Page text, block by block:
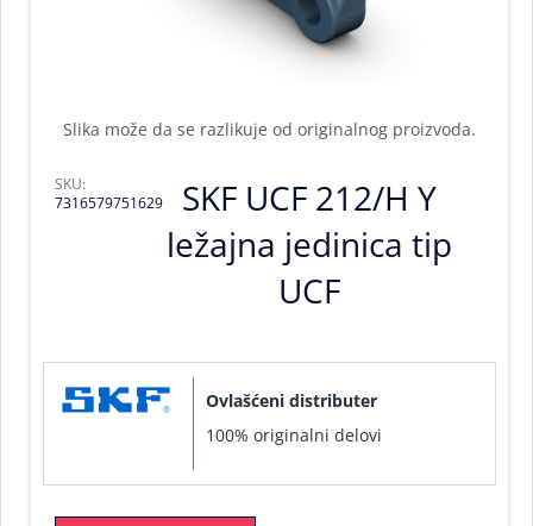
Slika može da se razlikuje od originalnog proizvoda.
SKF UCF 212/H Y
ležajna jedinica tip
UCF
SKU:
7316579751629
Ovlašćeni distributer
100% originalni delovi